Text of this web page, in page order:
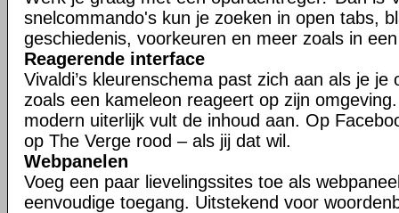
snelcommando's kun je zoeken in open tabs,
geschiedenis, voorkeuren en meer zoals in
Reagerende interface
Vivaldi’s kleurenschema past zich aan als je je
zoals een kameleon reageert op zijn
modern uiterlijk vult de inhoud aan. Op
op The Verge rood – als jij dat wil.
Webpanelen
Voeg een paar lievelingssites toe als
eenvoudige toegang. Uitstekend voor